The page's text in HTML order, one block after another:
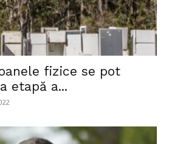
fizice se pot
etapă a...